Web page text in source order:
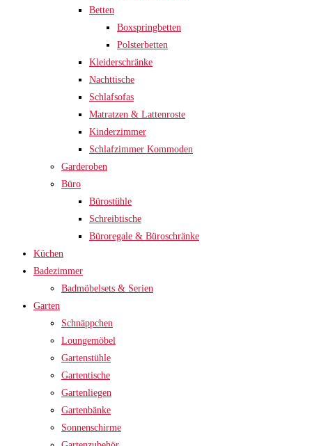
Betten
Boxspringbetten
Polsterbetten
Kleiderschränke
Nachttische
Schlafsofas
Matratzen & Lattenroste
Kinderzimmer
Schlafzimmer Kommoden
Garderoben
Büro
Bürostühle
Schreibtische
Büroregale & Büroschränke
Küchen
Badezimmer
Badmöbelsets & Serien
Garten
Schnäppchen
Loungemöbel
Gartenstühle
Gartentische
Gartenliegen
Gartenbänke
Sonnenschirme